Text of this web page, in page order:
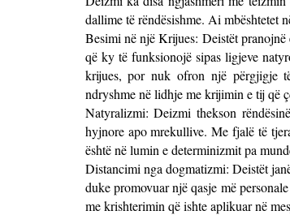
dallime të rëndësishme. Ai mbështetet
Besimi në një Krijues: Deistët
që ky të funksionojë sipas ligjeve
krijues, por nuk ofron një përgjigje
ndryshme në lidhje me krijimin e tij që
Natyralizmi: Deizmi thekson
hyjnore apo mrekullive. Me fjalë të
është në lumin e determinizmit pa
Distancimi nga dogmatizmi: Deistët
duke promovuar një qasje më
me krishterimin që ishte aplikuar në